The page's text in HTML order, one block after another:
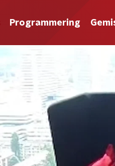
Programmering